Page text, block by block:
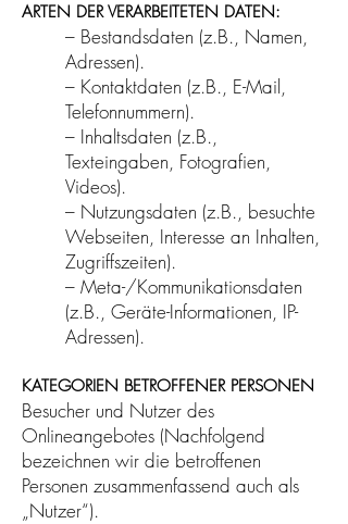
ARTEN DER VERARBEITETEN DATEN:
– Bestandsdaten (z.B., Namen,
Adressen).
– Kontaktdaten (z.B., E-Mail,
Telefonnummern).
– Inhaltsdaten (z.B.,
Texteingaben, Fotografien,
Videos).
– Nutzungsdaten (z.B., besuchte
Webseiten, Interesse an Inhalten,
Zugriffszeiten).
– Meta-/Kommunikationsdaten
(z.B., Geräte-Informationen, IP-
Adressen).
KATEGORIEN BETROFFENER PERSONEN
Besucher und Nutzer des
Onlineangebotes (Nachfolgend
bezeichnen wir die betroffenen
Personen zusammenfassend auch als
„Nutzer“).